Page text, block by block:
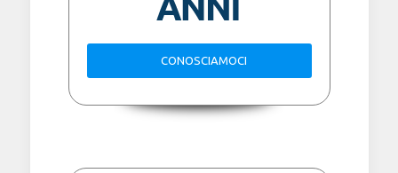
CONOSCIAMOCI